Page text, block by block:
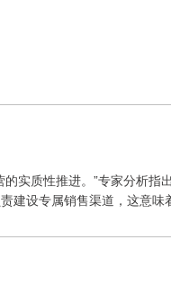
实质性推进。”专家分析
建设专属销售渠道，这意味